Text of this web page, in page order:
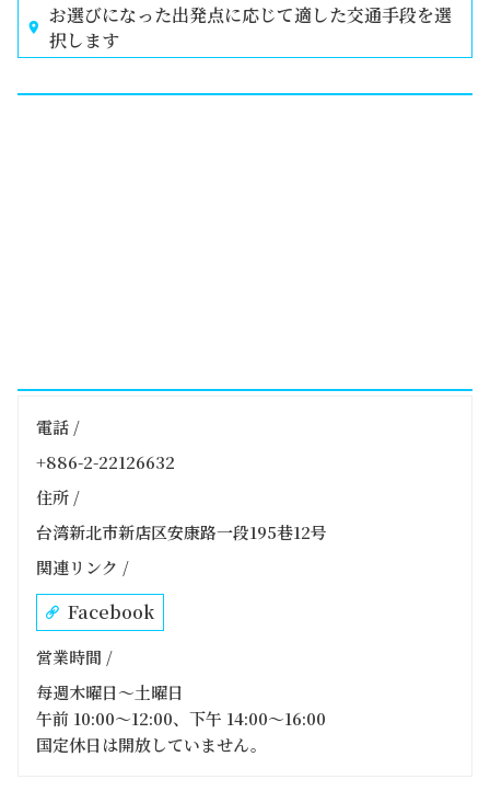
お選びになった出発点に応じて適した交通手段を選
択します
電話 /
+886-2-22126632
住所 /
台湾新北市新店区安康路一段195巷12号
関連リンク /
Facebook
営業時間 /
每週木曜日～土曜日
午前 10:00～12:00、下午 14:00～16:00
国定休日は開放していません。